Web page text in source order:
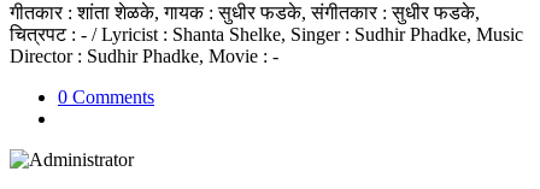
गीतकार : शांता शेळके, गायक : सुधीर फडके, संगीतकार : सुधीर फडके,
चित्रपट : - / Lyricist : Shanta Shelke, Singer : Sudhir Phadke, Music
Director : Sudhir Phadke, Movie : -
0 Comments